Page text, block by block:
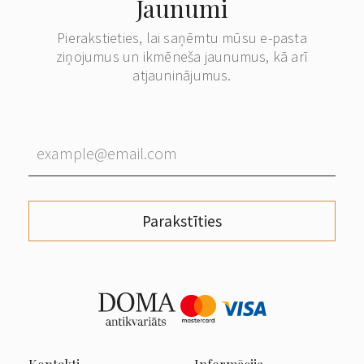
Jaunumi
Pierakstieties, lai saņēmtu mūsu e-pasta
ziņojumus un ikmēneša jaunumus, kā arī
atjauninājumus.
Parakstīties